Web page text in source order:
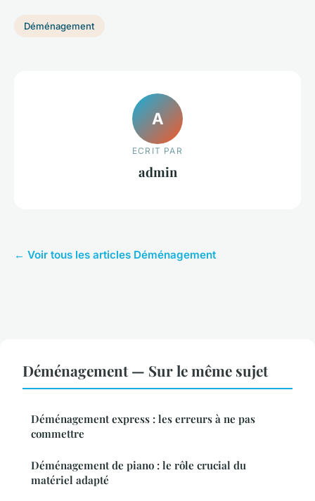
Déménagement
A
ECRIT PAR
admin
← Voir tous les articles Déménagement
Déménagement — Sur le même sujet
Déménagement express : les erreurs à ne pas
commettre
Déménagement de piano : le rôle crucial du
matériel adapté